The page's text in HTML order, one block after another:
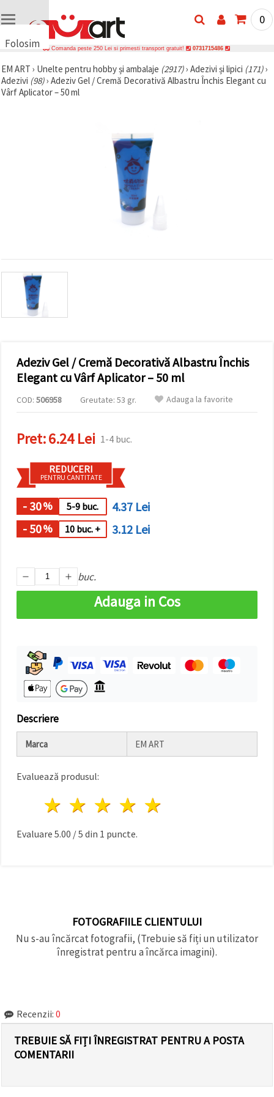
Folosim
uri
🍪 Folosim
cookie-uri
afișa
conținut și
reclame
relevante,
analiză și
marketing.
Puteți fi de
acord să
utilizați
toate
urile făcând
clic pe
toate!" Sau
să vă
indicați
selectând
un tip de
cookie -uri
toate!
0
Comanda peste 250 Lei si primesti transport gratuit! 0731715486
EM ART › Unelte pentru hobby și ambalaje (2917)› Adezivi și lipici (171)›
Adezivi (98)› Adeziv Gel / Cremă Decorativă Albastru Închis Elegant cu
Vârf Aplicator – 50 ml
Adeziv Gel / Cremă Decorativă Albastru Închis
Elegant cu Vârf Aplicator – 50 ml
COD: 506958 Greutate: 53 gr. Adauga la favorite
Pret:6.24 Lei 1-4 buc.
REDUCERI
PENTRU CANTITATE
- 30% 5-9 buc.
4.37 Lei
- 50% 10 buc. + 3.12 Lei
buc.
Adauga in Cos
Descriere
Marca EM ART
Evaluează produsul:
4 stele
3 stele
2 stele
1 stea
Evaluare 5.00 /5 din 1 puncte.
FOTOGRAFIILE CLIENTULUI
Nu s-au încărcat fotografii, (Trebuie să fiți un utilizator
înregistrat pentru a încărca imagini).
Recenzii: 0
TREBUIE SĂ FIȚI ÎNREGISTRAT PENTRU A POSTA
COMENTARII